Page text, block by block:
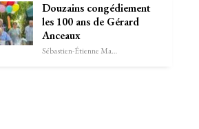
Douzains congédiement
les 100 ans de Gérard
Anceaux
Sébastien-Étienne Marechal